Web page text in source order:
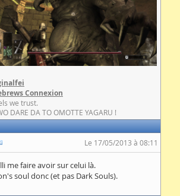
Connexion
we trust.
DARE DA TO OMOTTE YAGARU !
Le 17/05/2013 à 08:11
me faire avoir sur celui là.
soul donc (et pas Dark Souls).